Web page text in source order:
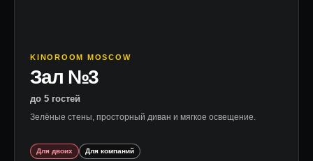
KINOROOM MOSCOW
Зал №3
до 5 гостей
Зелёные стены, просторный диван и мягкое освещение.
Для двоих Для компаний